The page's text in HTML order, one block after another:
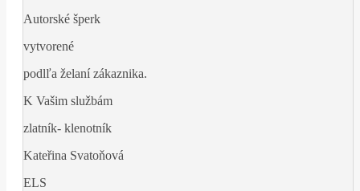
Autorské šperk
vytvorené
podlľa želaní zákaznika.
K Vašim službám
zlatník- klenotník
Kateřina Svatoňová
ELS